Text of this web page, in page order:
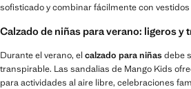
sofisticado y combinar fácilmente con
Calzado de niñas para verano: ligeros y
Durante el verano, el calzado para niñasdebe
transpirable. Las sandalias de Mango Kids
para actividades al aire libre, celebraciones